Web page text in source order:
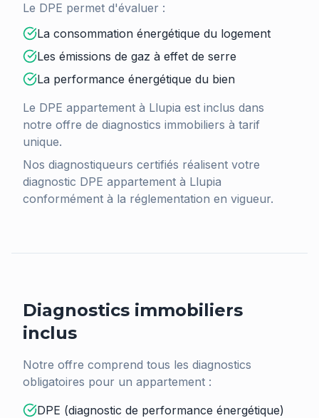
Le DPE permet d'évaluer :
La consommation énergétique du logement
Les émissions de gaz à effet de serre
La performance énergétique du bien
Le DPE appartement à Llupia est inclus dans
notre offre de diagnostics immobiliers à tarif
unique.
Nos diagnostiqueurs certifiés réalisent votre
diagnostic DPE appartement à Llupia
conformément à la réglementation en vigueur.
Diagnostics immobiliers
inclus
Notre offre comprend tous les diagnostics
obligatoires pour un appartement :
DPE (diagnostic de performance énergétique)